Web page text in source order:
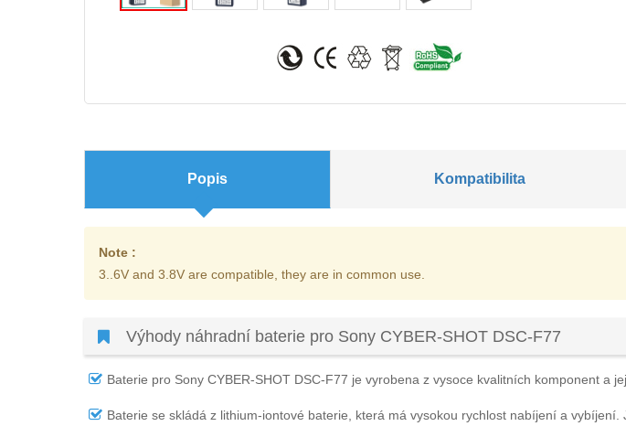
Popis Kompatibilita
Note :
3..6V and 3.8V are compatible, they are in common use.
Výhody náhradní baterie pro Sony CYBER-SHOT DSC-F77
Baterie pro Sony CYBER-SHOT DSC-F77 je vyrobena z vysoce kvalitních komponent a
Baterie se skládá z lithium-iontové baterie, která má vysokou rychlost nabíjení a